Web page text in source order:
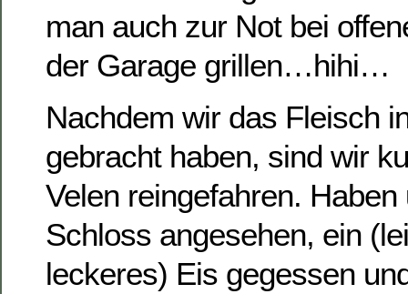
man auch zur Not bei
der Garage grillen…hihi…
Nachdem wir das Fleisch
gebracht haben, sind wir
Velen reingefahren.
Schloss angesehen, ein
leckeres) Eis gegessen